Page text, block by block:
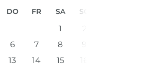
DO FR SA SO
1
2
6 7 8
9
13 14 15
16